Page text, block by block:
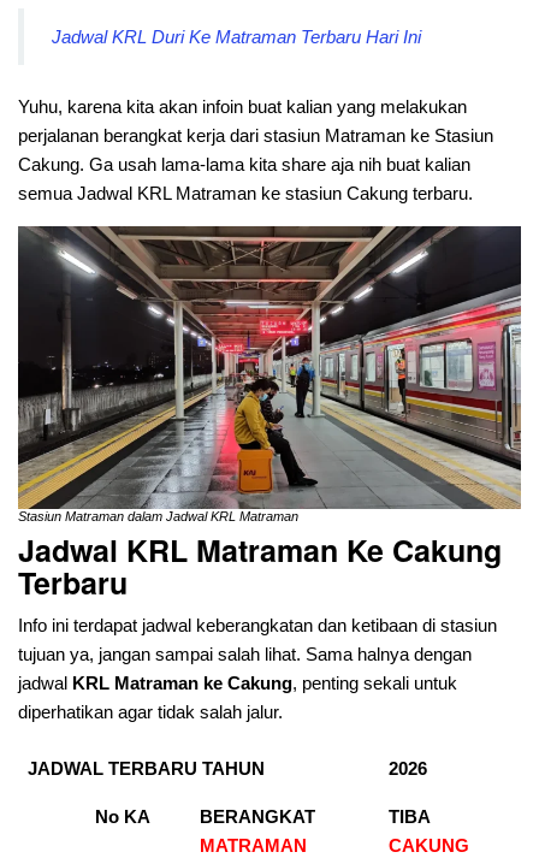
Jadwal KRL Duri Ke Matraman Terbaru Hari Ini
Yuhu, karena kita akan infoin buat kalian yang melakukan
perjalanan berangkat kerja dari stasiun Matraman ke Stasiun
Cakung. Ga usah lama-lama kita share aja nih buat kalian
semua Jadwal KRL Matraman ke stasiun Cakung terbaru.
Stasiun Matraman dalam Jadwal KRL Matraman
Jadwal KRL Matraman Ke Cakung
Terbaru
Info ini terdapat jadwal keberangkatan dan ketibaan di stasiun
tujuan ya, jangan sampai salah lihat. Sama halnya dengan
jadwal KRL Matraman ke Cakung, penting sekali untuk
diperhatikan agar tidak salah jalur.
JADWAL TERBARU TAHUN 2026
No KA
BERANGKAT
MATRAMAN
TIBA
CAKUNG